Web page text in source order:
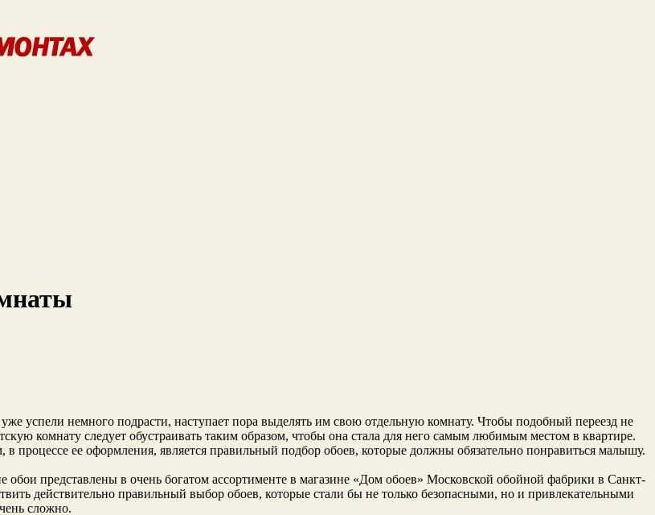
успели немного подрасти, наступает пора выделять им свою отдельную комнату. Чтобы подобный переезд не
комнату следует обустраивать таким образом, чтобы она стала для него самым любимым местом в квартире.
процессе ее оформления, является правильный подбор обоев, которые должны обязательно понравиться малышу.
представлены в очень богатом ассортименте в магазине «Дом обоев» Московской обойной фабрики в Санкт-
действительно правильный выбор обоев, которые стали бы не только безопасными, но и привлекательными
сложно.